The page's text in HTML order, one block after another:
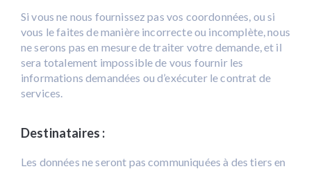
Si vous ne nous fournissez pas vos coordonnées, ou si
vous le faites de manière incorrecte ou incomplète, nous
ne serons pas en mesure de traiter votre demande, et il
sera totalement impossible de vous fournir les
informations demandées ou d’exécuter le contrat de
services.
Destinataires :
Les données ne seront pas communiquées à des tiers en